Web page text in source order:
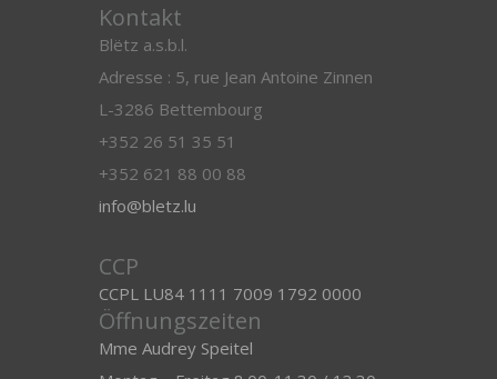
Kontakt
Blëtz a.s.b.l.
Adresse : 5, rue Jean Antoine Zinnen
L-3286 Bettembourg
+352 26 51 35 51
+352 621 88 00 88
info@bletz.lu
CCP
CCPL LU84 1111 7009 1792 0000
Öffnungszeiten
Mme Audrey Speitel